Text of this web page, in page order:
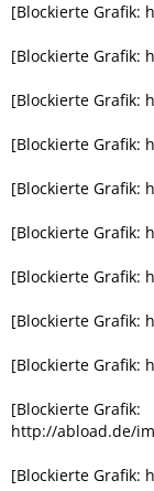
[Blockierte Grafik:
[Blockierte Grafik:
[Blockierte Grafik:
[Blockierte Grafik:
[Blockierte Grafik:
[Blockierte Grafik:
[Blockierte Grafik:
[Blockierte Grafik:
[Blockierte Grafik:
[Blockierte Grafik:
http://abload.de/
[Blockierte Grafik: